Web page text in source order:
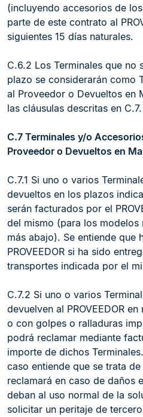
(incluyendo accesorios de
parte de este contrato al
siguientes 15 días naturales.
C.6.2 Los Terminales que no
plazo se considerarán como
al Proveedor o Devueltos en
las cláusulas descritas en C.7.
C.7 Terminales y/o
Proveedor o Devueltos en
C.7.1 Si uno o varios
devueltos en los plazos
serán facturados por el
del mismo (para los modelos
más abajo). Se entiende que
PROVEEDOR si ha sido
transportes indicada por el
C.7.2 Si uno o varios
devuelven al PROVEEDOR
o con golpes o ralladuras
podrá reclamar mediante
importe de dichos
caso entiende que se trata
reclamará en caso de daños
deban al uso normal de la
solicitar un peritaje de